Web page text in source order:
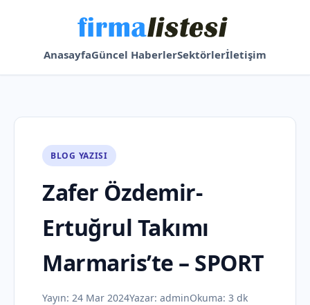
AnasayfaGüncel HaberlerSektörlerİletişim
BLOG YAZISI
Zafer Özdemir-
Ertuğrul Takımı
Marmaris’te – SPORT
Yayın: 24 Mar 2024Yazar: adminOkuma: 3 dk